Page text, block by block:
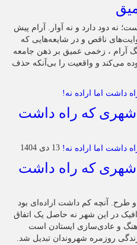
نه دود دارد و نه آوار. آرام پیش
ناقص و در شایعه‌هایی که
آرام ، زخمی عمیق بر ذهن جامعه
می‌کند و واقعیت را بی‌آنکه حذف
که راه داشت
13 دی 1404
که راه داشت
و طرح. آنچه کم داشت اراده‌ای بود
در این شهر نه حاصل یک اتفاق
و عادی‌سازی ایستادن است
روزمره شهروندان تبدیل شد.